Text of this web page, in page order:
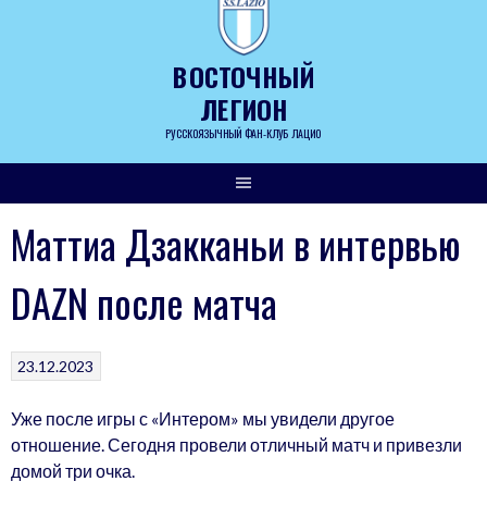
ВОСТОЧНЫЙ
ЛЕГИОН
РУССКОЯЗЫЧНЫЙ ФАН-КЛУБ ЛАЦИО
Маттиа Дзакканьи в интервью
DAZN после матча
23.12.2023
Уже после игры с «Интером» мы увидели другое
отношение. Сегодня провели отличный матч и привезли
домой три очка.